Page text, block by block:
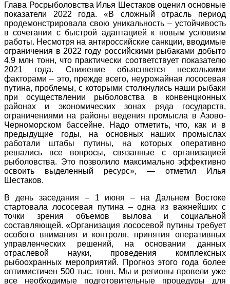
Глава Росрыболовства Илья Шестаков оценил основные
показатели 2022 года. «В сложный отрасль период
продемонстрировала свою уникальность – устойчивость
в сочетании с быстрой адаптацией к новым условиям
работы. Несмотря на антироссийские санкции, вводимые
ограничения в 2022 году российскими рыбаками добыто
4,9 млн тонн, что практически соответствует показателю
2021 года. Снижение объясняется несколькими
факторами – это, прежде всего, неурожайная лососевая
путина, проблемы, с которыми столкнулись наши рыбаки
при осуществлении рыболовства в конвенционных
районах и экономических зонах ряда государств,
ограничениями на районы ведения промысла в Азово-
Черноморском бассейне. Надо отметить, что, как и в
предыдущие годы, на основных наших промыслах
работали штабы путины, на которых оперативно
решались все вопросы, связанные с организацией
рыболовства. Это позволило максимально эффективно
освоить выделенный ресурс», — отметил Илья
Шестаков.
В день заседания – 1 июня – на Дальнем Востоке
стартовала лососевая путина – одна из важнейших с
точки зрения объемов вылова и социальной
составляющей. «Организация лососевой путины требует
особого внимания и контроля, принятия оперативных
управленческих решений, на основании данных
отраслевой науки, проведения комплексных
рыбоохранных мероприятий. Прогноз этого года более
оптимистичен 500 тыс. тонн. Мы и регионы провели уже
все необходимые подготовительные процедуры для